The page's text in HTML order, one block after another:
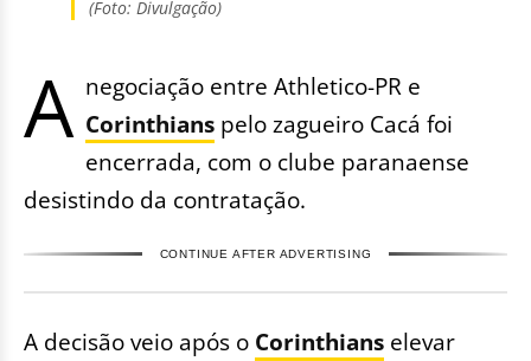
(Foto: Divulgação)
A negociação entre Athletico-PR e
Corinthians pelo zagueiro Cacá foi
encerrada, com o clube paranaense
desistindo da contratação.
CONTINUE AFTER ADVERTISING
A decisão veio após o Corinthians elevar